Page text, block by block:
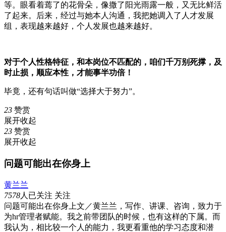
等。眼看着蔫了的花骨朵，像撒了阳光雨露一般，又无比鲜活
了起来。后来，经过与她本人沟通，我把她调入了人才发展
组，表现越来越好，个人发展也越来越好。
对于个人性格特征，和本岗位不匹配的，咱们千万别死撑，及
时止损，顺应本性，才能事半功倍！
毕竟，还有句话叫做“选择大于努力”。
23 赞赏
展开收起
23 赞赏
展开收起
问题可能出在你身上
黄兰兰
7578人已关注 关注
问题可能出在你身上文／黄兰兰，写作、讲课、咨询，致力于
为hr管理者赋能。我之前带团队的时候，也有这样的下属。而
我认为，相比较一个人的能力，我更看重他的学习态度和潜